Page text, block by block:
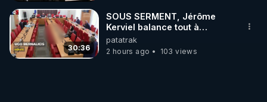
_________
LES CODES PROMO DES PARTENAIRES
30:36
SOUS SERMENT, Jérôme
Kerviel balance tout à
l'Assemblée !
patatrak
2 hours ago
103 views